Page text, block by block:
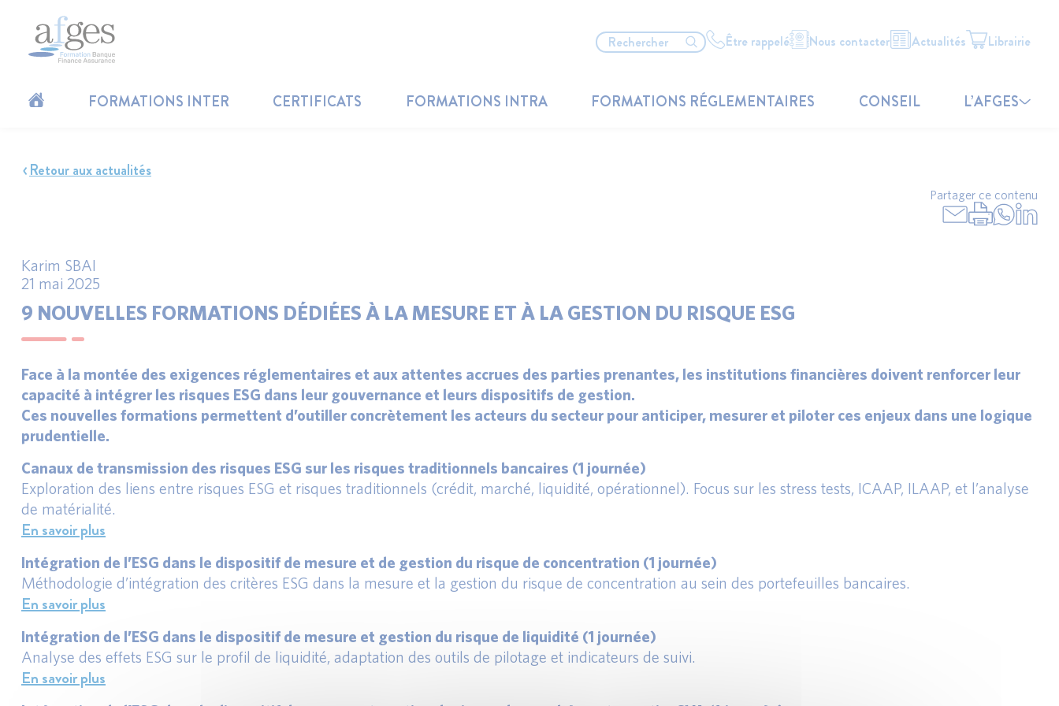
Être rappelé Nous contacter Actualités Librairie
FORMATIONS INTER CERTIFICATS FORMATIONS INTRA FORMATIONS RÉGLEMENTAIRES CONSEIL L’AFGES
Retour aux actualités
Partager ce contenu
Karim SBAI
21 mai 2025
9 NOUVELLES FORMATIONS DÉDIÉES À LA MESURE ET À LA GESTION DU RISQUE ESG
Face à la montée des exigences réglementaires et aux attentes accrues des parties prenantes, les institutions financières doivent renforcer leur
capacité à intégrer les risques ESG dans leur gouvernance et leurs dispositifs de gestion.
Ces nouvelles formations permettent d’outiller concrètement les acteurs du secteur pour anticiper, mesurer et piloter ces enjeux dans une logique
prudentielle.
Canaux de transmission des risques ESG sur les risques traditionnels bancaires (1 journée)
Exploration des liens entre risques ESG et risques traditionnels (crédit, marché, liquidité, opérationnel). Focus sur les stress tests, ICAAP, ILAAP, et l’analyse
de matérialité.
En savoir plus
Intégration de l’ESG dans le dispositif de mesure et de gestion du risque de concentration (1 journée)
Méthodologie d’intégration des critères ESG dans la mesure et la gestion du risque de concentration au sein des portefeuilles bancaires.
En savoir plus
Intégration de l’ESG dans le dispositif de mesure et gestion du risque de liquidité (1 journée)
Analyse des effets ESG sur le profil de liquidité, adaptation des outils de pilotage et indicateurs de suivi.
En savoir plus